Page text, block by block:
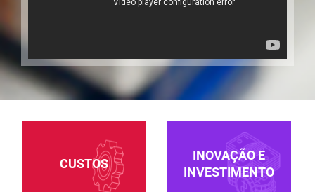
INOVAÇÃO E
INVESTIMENTO
CUSTOS